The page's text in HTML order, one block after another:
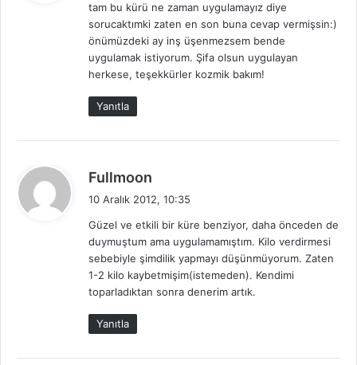
i
k
i
tam bu kürü ne zaman uygulamayız diye
sorucaktımki zaten en son buna cevap vermişsin:)
önümüzdeki ay inş üşenmezsem bende
uygulamak istiyorum. Şifa olsun uygulayan
herkese, teşekkürler kozmik bakım!
Yanıtla
Fullmoon
i
k
i
10 Aralık 2012, 10:35
Güzel ve etkili bir küre benziyor, daha önceden de
duymuştum ama uygulamamıştım. Kilo verdirmesi
sebebiyle şimdilik yapmayı düşünmüyorum. Zaten
1-2 kilo kaybetmişim(istemeden). Kendimi
toparladıktan sonra denerim artık.
Yanıtla